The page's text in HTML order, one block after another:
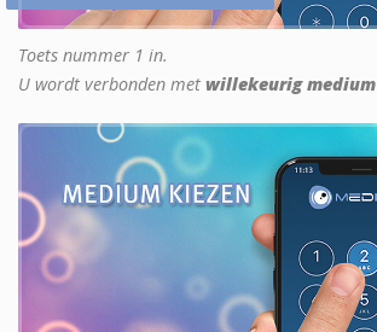
Toets nummer 1 in.
U wordt verbonden met willekeurig medium